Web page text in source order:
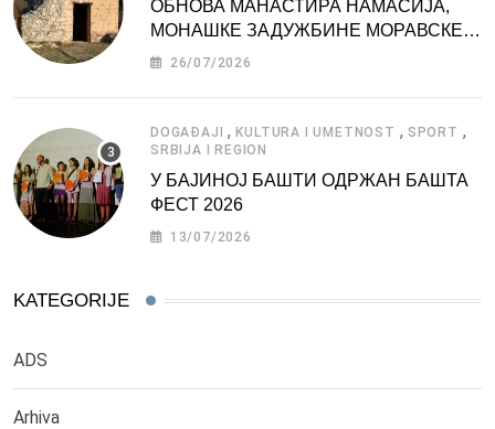
ОБНОВА МАНАСТИРА НАМАСИЈА,
МОНАШКЕ ЗАДУЖБИНЕ МОРАВСКЕ
СРБИЈЕ
26/07/2026
DOGAĐAJI ,KULTURA I UMETNOST , SPORT ,
SRBIJA I REGION
У БАЈИНОЈ БАШТИ ОДРЖАН БАШТА
ФЕСТ 2026
13/07/2026
KATEGORIJE
ADS
Arhiva